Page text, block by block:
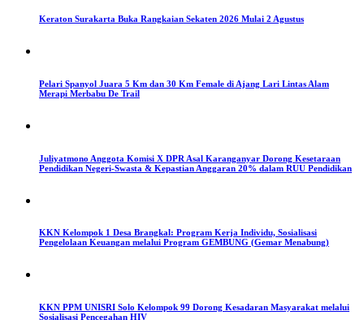
Keraton Surakarta Buka Rangkaian Sekaten 2026 Mulai 2 Agustus
Pelari Spanyol Juara 5 Km dan 30 Km Female di Ajang Lari Lintas Alam
Merapi Merbabu De Trail
Juliyatmono Anggota Komisi X DPR Asal Karanganyar Dorong Kesetaraan
Pendidikan Negeri-Swasta & Kepastian Anggaran 20% dalam RUU Pendidikan
KKN Kelompok 1 Desa Brangkal: Program Kerja Individu, Sosialisasi
Pengelolaan Keuangan melalui Program GEMBUNG (Gemar Menabung)
KKN PPM UNISRI Solo Kelompok 99 Dorong Kesadaran Masyarakat melalui
Sosialisasi Pencegahan HIV